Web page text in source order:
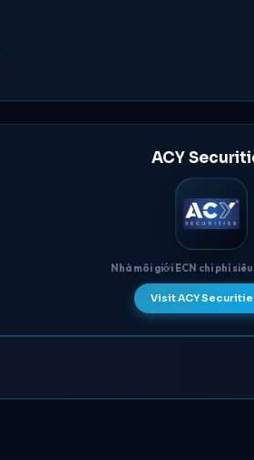
ACY
Nhà môi giới ECN chi phí
Visit ACY